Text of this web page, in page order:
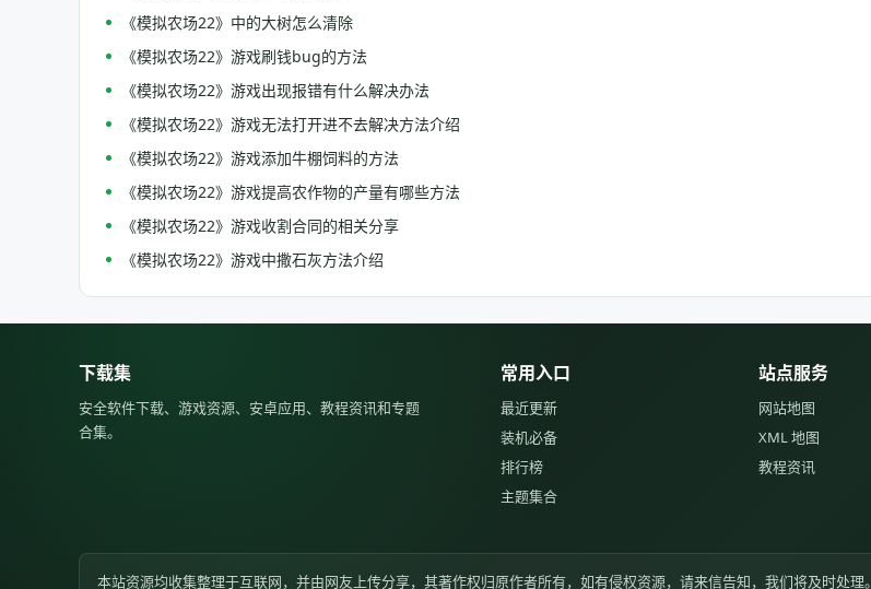
《模拟农场22》中的大树怎么清除
《模拟农场22》游戏刷钱bug的方法
《模拟农场22》游戏出现报错有什么解决办法
《模拟农场22》游戏无法打开进不去解决方法介绍
《模拟农场22》游戏添加牛棚饲料的方法
《模拟农场22》游戏提高农作物的产量有哪些方法
《模拟农场22》游戏收割合同的相关分享
《模拟农场22》游戏中撒石灰方法介绍
下载集
安全软件下载、游戏资源、安卓应用、教程资讯和专题
合集。
常用入口
最近更新
装机必备
排行榜
主题集合
站点服务
网站地图
XML 地图
教程资讯
本站资源均收集整理于互联网，并由网友上传分享，其著作权归原作者所有，如有侵权资源，请来信告知，我们将及时处理。